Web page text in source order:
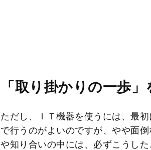
「取り掛かりの一歩
ただし、ＩＴ機器を使うには、最
で行うのがよいのですが、やや面
や知り合いの中には、必ずこうし